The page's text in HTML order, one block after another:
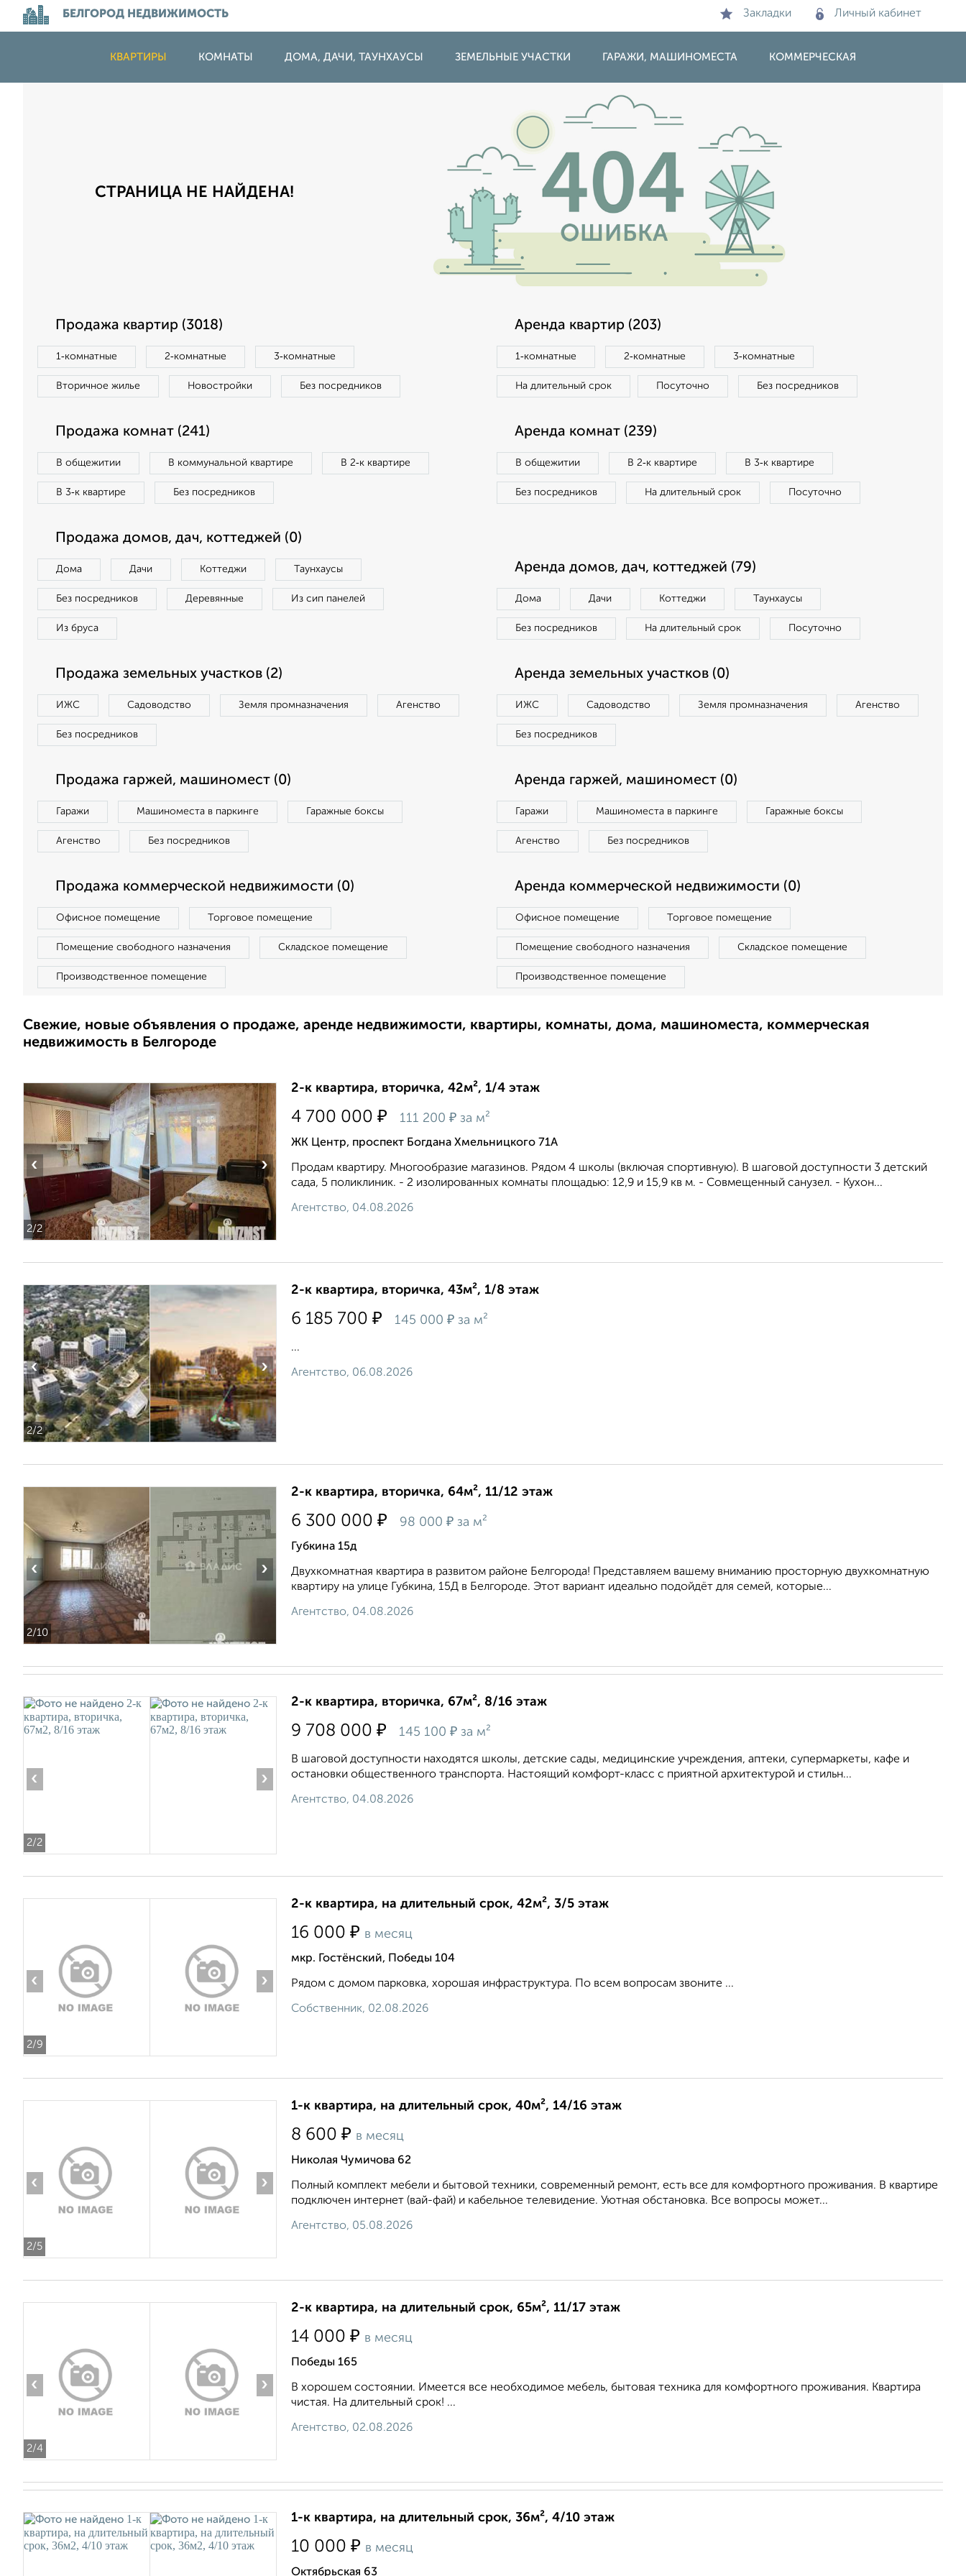
БЕЛГОРОД НЕДВИЖИМОСТЬ Закладки Личный кабинет
КВАРТИРЫ КОМНАТЫ ДОМА, ДАЧИ, ТАУНХАУСЫ ЗЕМЕЛЬНЫЕ УЧАСТКИ ГАРАЖИ, МАШИНОМЕСТА КОММЕРЧЕСКАЯ
СТРАНИЦА НЕ НАЙДЕНА!
Продажа квартир (3018)
1‑комнатные 2‑комнатные 3‑комнатные
Вторичное жилье Новостройки Без посредников
Аренда квартир (203)
1‑комнатные 2‑комнатные 3‑комнатные
На длительный срок Посуточно Без посредников
Продажа комнат (241)
В общежитии В коммунальной квартире В 2‑к квартире
В 3‑к квартире Без посредников
Аренда комнат (239)
В общежитии В 2‑к квартире В 3‑к квартире
Без посредников На длительный срок Посуточно
Продажа домов, дач, коттеджей (0)
Дома Дачи Коттеджи Таунхаусы
Без посредников Деревянные Из сип панелей
Из бруса
Аренда домов, дач, коттеджей (79)
Дома Дачи Коттеджи Таунхаусы
Без посредников На длительный срок Посуточно
Продажа земельных участков (2)
ИЖС Садоводство Земля промназначения Агенство
Без посредников
Аренда земельных участков (0)
ИЖС Садоводство Земля промназначения Агенство
Без посредников
Продажа гаржей, машиномест (0)
Гаражи Машиноместа в паркинге Гаражные боксы
Агенство Без посредников
Аренда гаржей, машиномест (0)
Гаражи Машиноместа в паркинге Гаражные боксы
Агенство Без посредников
Продажа коммерческой недвижимости (0)
Офисное помещение Торговое помещение
Помещение свободного назначения Складское помещение
Производственное помещение
Аренда коммерческой недвижимости (0)
Офисное помещение Торговое помещение
Помещение свободного назначения Складское помещение
Производственное помещение
Свежие, новые объявления о продаже, аренде недвижимости, квартиры, комнаты, дома, машиноместа, коммерческая
недвижимость в Белгороде
2/2
‹ ›
2-к квартира, вторичка, 42м², 1/4 этаж
4 700 000 ₽ 111 200 ₽ за м²
ЖК Центр, проспект Богдана Хмельницкого 71А
Продам квартиру. Многообразие магазинов. Рядом 4 школы (включая спортивную). В шаговой доступности 3 детский
сада, 5 поликлиник. - 2 изолированных комнаты площадью: 12,9 и 15,9 кв м. - Совмещенный санузел. - Кухон...
Агентство, 04.08.2026
2/2
‹ ›
2-к квартира, вторичка, 43м², 1/8 этаж
6 185 700 ₽ 145 000 ₽ за м²
...
Агентство, 06.08.2026
2/10
‹ ›
2-к квартира, вторичка, 64м², 11/12 этаж
6 300 000 ₽ 98 000 ₽ за м²
Губкина 15д
Двухкомнатная квартира в развитом районе Белгорода! Представляем вашему вниманию просторную двухкомнатную
квартиру на улице Губкина, 15Д в Белгороде. Этот вариант идеально подойдёт для семей, которые...
Агентство, 04.08.2026
2/2
‹ ›
2-к квартира, вторичка, 67м², 8/16 этаж
9 708 000 ₽ 145 100 ₽ за м²
В шаговой доступности находятся школы, детские сады, медицинские учреждения, аптеки, супермаркеты, кафе и
остановки общественного транспорта. Настоящий комфорт-класс с приятной архитектурой и стильн...
Агентство, 04.08.2026
2/9
‹ ›
2-к квартира, на длительный срок, 42м², 3/5 этаж
16 000 ₽ в месяц
мкр. Гостёнский, Победы 104
Рядом с домом парковка, хорошая инфраструктура. По всем вопросам звоните ...
Собственник, 02.08.2026
2/5
‹ ›
1-к квартира, на длительный срок, 40м², 14/16 этаж
8 600 ₽ в месяц
Николая Чумичова 62
Полный комплект мебели и бытовой техники, современный ремонт, есть все для комфортного проживания. В квартире
подключен интернет (вай-фай) и кабельное телевидение. Уютная обстановка. Все вопросы может...
Агентство, 05.08.2026
2/4
‹ ›
2-к квартира, на длительный срок, 65м², 11/17 этаж
14 000 ₽ в месяц
Победы 165
В хорошем состоянии. Имеется все необходимое мебель, бытовая техника для комфортного проживания. Квартира
чистая. На длительный срок! ...
Агентство, 02.08.2026
1-к квартира, на длительный срок, 36м², 4/10 этаж
10 000 ₽ в месяц
Октябрьская 63